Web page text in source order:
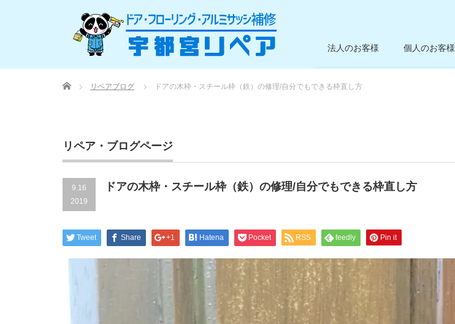
法人のお客様 個人のお客様
Home リペアブログ ドアの木枠・スチール枠（鉄）の修理/自分でもできる枠直し方
リペア・ブログページ
9.16
2019
ドアの木枠・スチール枠（鉄）の修理/自分でもできる枠直し方
Tweet Share +1 Hatena Pocket RSS feedly Pin it